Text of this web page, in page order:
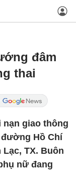
đâm
thai
nạn giao thông
Hồ Chí
TX. Buôn
nữ đang